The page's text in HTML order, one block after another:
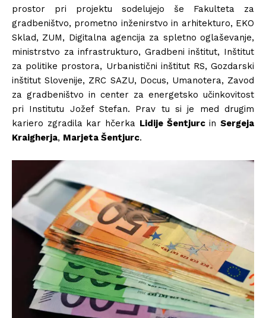
prostor pri projektu sodelujejo še Fakulteta za
gradbeništvo, prometno inženirstvo in arhitekturo, EKO
Sklad, ZUM, Digitalna agencija za spletno oglaševanje,
ministrstvo za infrastrukturo, Gradbeni inštitut, Inštitut
za politike prostora, Urbanistični inštitut RS, Gozdarski
inštitut Slovenije, ZRC SAZU, Docus, Umanotera, Zavod
za gradbeništvo in center za energetsko učinkovitost
pri Institutu Jožef Stefan. Prav tu si je med drugim
kariero zgradila kar hčerka Lidije ŠentjurcinSergeja
Kraigherja, Marjeta Šentjurc.